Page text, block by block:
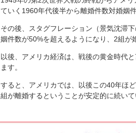
ていく1960年代後半から離婚件数対婚姻
その後、スタグフレーション（景気沈滞
姻件数が50%を超えるようになり、2組が
以後、アメリカ経済は、戦後の黄金時代
ます。
すると、アメリカでは、以後この40年ほ
組が離婚するということが安定的に続いて